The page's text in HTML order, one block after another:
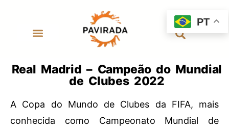
Real Madrid – Campeão do Mundial
de Clubes 2022
A Copa do Mundo de Clubes da FIFA, mais
conhecida como Campeonato Mundial de
PT